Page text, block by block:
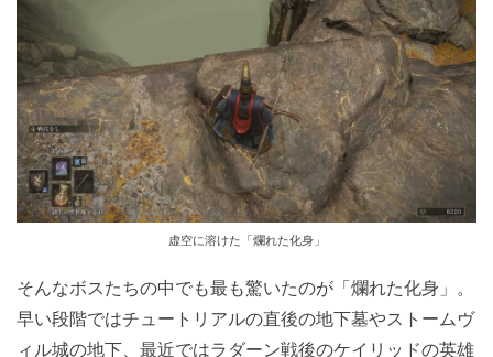
虚空に溶けた「爛れた化身」
そんなボスたちの中でも最も驚いたのが「爛れた化身」。
早い段階ではチュートリアルの直後の地下墓やストームヴ
ィル城の地下、最近ではラダーン戦後のケイリッドの英雄